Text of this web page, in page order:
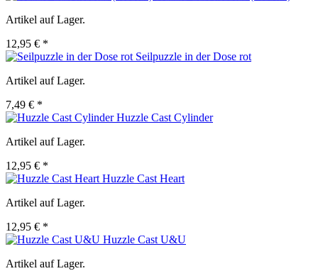
Artikel auf Lager.
12,95 € *
Seilpuzzle in der Dose rot
Artikel auf Lager.
7,49 € *
Huzzle Cast Cylinder
Artikel auf Lager.
12,95 € *
Huzzle Cast Heart
Artikel auf Lager.
12,95 € *
Huzzle Cast U&U
Artikel auf Lager.